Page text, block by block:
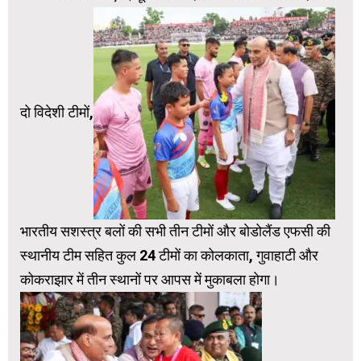
दो विदेशी टीमों,
भारतीय सशस्त्र बलों की सभी तीन टीमों और बोडोलैंड एफसी की
स्थानीय टीम सहित कुल 24 टीमों का कोलकाता, गुवाहाटी और
कोकराझार में तीन स्थानों पर आपस में मुकाबला होगा।